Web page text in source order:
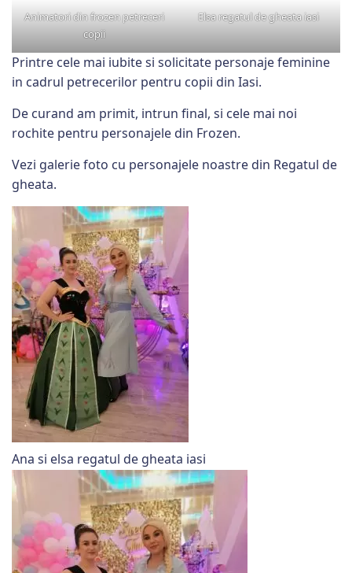
Animatori din frozen petreceri
copii
Elsa regatul de gheata iasi
Printre cele mai iubite si solicitate personaje feminine
in cadrul petrecerilor pentru copii din Iasi.
De curand am primit, intrun final, si cele mai noi
rochite pentru personajele din Frozen.
Vezi galerie foto cu personajele noastre din Regatul de
gheata.
Ana si elsa regatul de gheata iasi